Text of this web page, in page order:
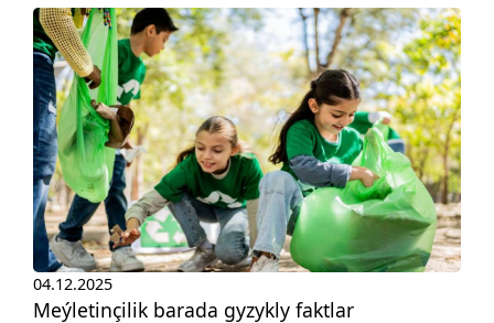
04.12.2025
Meýletinçilik barada gyzykly faktlar